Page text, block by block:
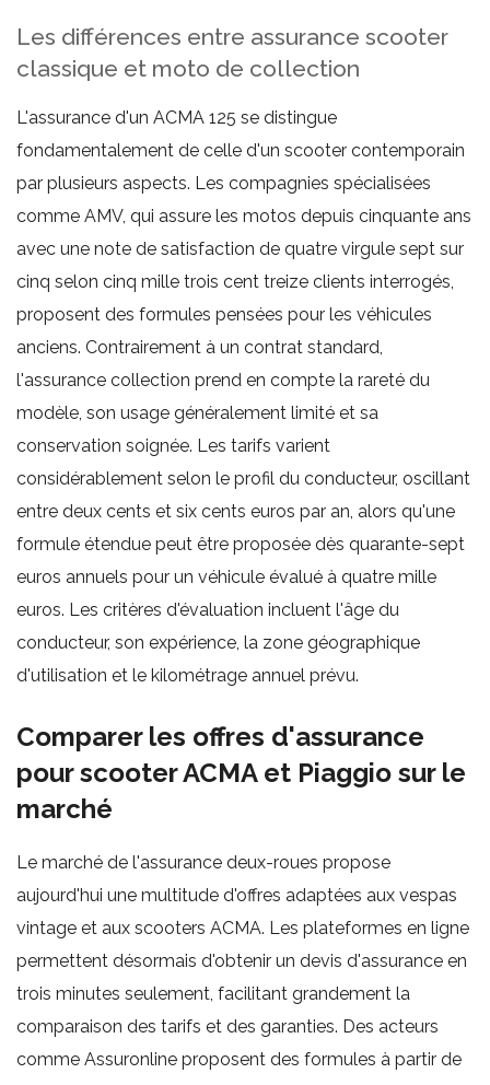
Les différences entre assurance scooter
classique et moto de collection
L'assurance d'un ACMA 125 se distingue
fondamentalement de celle d'un scooter contemporain
par plusieurs aspects. Les compagnies spécialisées
comme AMV, qui assure les motos depuis cinquante ans
avec une note de satisfaction de quatre virgule sept sur
cinq selon cinq mille trois cent treize clients interrogés,
proposent des formules pensées pour les véhicules
anciens. Contrairement à un contrat standard,
l'assurance collection prend en compte la rareté du
modèle, son usage généralement limité et sa
conservation soignée. Les tarifs varient
considérablement selon le profil du conducteur, oscillant
entre deux cents et six cents euros par an, alors qu'une
formule étendue peut être proposée dès quarante-sept
euros annuels pour un véhicule évalué à quatre mille
euros. Les critères d'évaluation incluent l'âge du
conducteur, son expérience, la zone géographique
d'utilisation et le kilométrage annuel prévu.
Comparer les offres d'assurance
pour scooter ACMA et Piaggio sur le
marché
Le marché de l'assurance deux-roues propose
aujourd'hui une multitude d'offres adaptées aux vespas
vintage et aux scooters ACMA. Les plateformes en ligne
permettent désormais d'obtenir un devis d'assurance en
trois minutes seulement, facilitant grandement la
comparaison des tarifs et des garanties. Des acteurs
comme Assuronline proposent des formules à partir de